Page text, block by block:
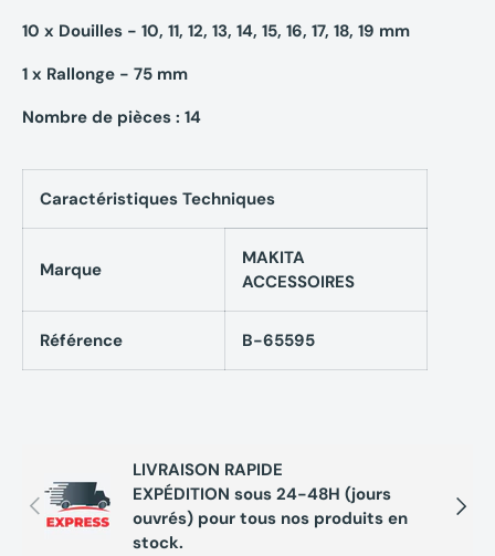
10 x Douilles - 10, 11, 12, 13, 14, 15, 16, 17, 18, 19 mm
1 x Rallonge - 75 mm
Nombre de pièces : 14
Caractéristiques Techniques
Marque
MAKITA
ACCESSOIRES
Référence B-65595
Précédent
LIVRAISON RAPIDE
EXPÉDITION sous 24-48H (jours
ouvrés) pour tous nos produits en
stock.